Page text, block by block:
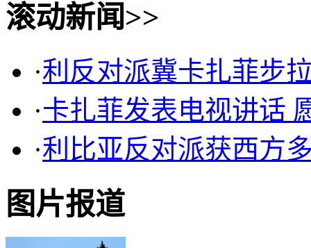
事国代表举手投赞成票。
新华社记者申宏摄 3
部，中国常驻联合国代表
李保东（前中）在安理会
问题的表决中举手投弃权
票。
滚动新闻>>
·利反对派冀卡扎菲步
·卡扎菲发表电视讲话
·利比亚反对派获西方
图片报道